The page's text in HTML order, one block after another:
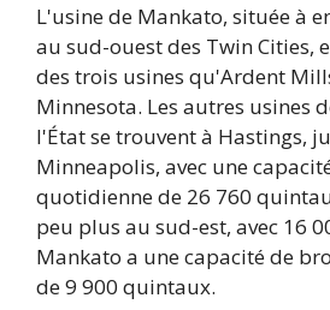
L'usine de Mankato, située à
au sud-ouest des Twin Cities,
des trois usines qu'Ardent
Minnesota. Les autres usines
l'État se trouvent à Hastings,
Minneapolis, avec une
quotidienne de 26 760
peu plus au sud-est, avec 16
Mankato a une capacité de
de 9 900 quintaux.